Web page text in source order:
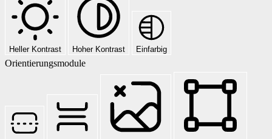
Heller Kontrast Hoher Kontrast Einfarbig
Orientierungsmodule